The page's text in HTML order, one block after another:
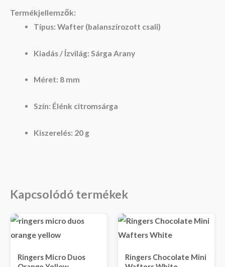
Termékjellemzők:
Típus: Wafter (balanszírozott csali)
Kiadás / Ízvilág: Sárga Arany
Méret: 8 mm
Szín: Élénk citromsárga
Kiszerelés: 20 g
Kapcsolódó termékek
Ringers Micro Duos
Ringers Chocolate Mini